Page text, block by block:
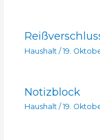
Haushalt /19.
Notizblock
Haushalt/ 19.